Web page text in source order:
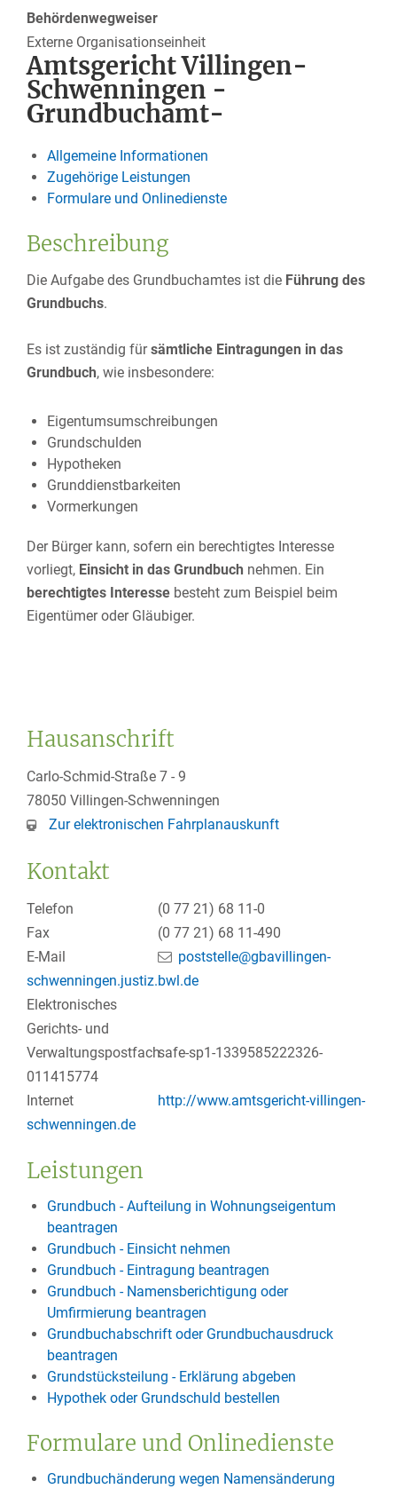
Behördenwegweiser
Externe Organisationseinheit
Amtsgericht Villingen-
Schwenningen -
Grundbuchamt-
Allgemeine Informationen
Zugehörige Leistungen
Formulare und Onlinedienste
Beschreibung
Die Aufgabe des Grundbuchamtes ist die Führung des
Grundbuchs.
Es ist zuständig fürsämtliche Eintragungen in das
Grundbuch, wie insbesondere:
Eigentumsumschreibungen
Grundschulden
Hypotheken
Grunddienstbarkeiten
Vormerkungen
Der Bürger kann, sofern ein berechtigtes Interesse
vorliegt, Einsicht in das Grundbuch nehmen. Ein
berechtigtes Interesse besteht zum Beispiel beim
Eigentümer oder Gläubiger.
Hausanschrift
Carlo-Schmid-Straße 7 - 9
78050 Villingen-Schwenningen
Zur elektronischen Fahrplanauskunft
Kontakt
Telefon (0 77 21) 68 11-0
Fax
(0 77 21) 68 11-490
E-Mail
poststelle@gbavillingen-
schwenningen.justiz.bwl.de
Elektronisches
Gerichts- und
Verwaltungspostfachsafe-sp1-1339585222326-
011415774
Internet
http://www.amtsgericht-villingen-
schwenningen.de
Leistungen
Grundbuch - Aufteilung in Wohnungseigentum
beantragen
Grundbuch - Einsicht nehmen
Grundbuch - Eintragung beantragen
Grundbuch - Namensberichtigung oder
Umfirmierung beantragen
Grundbuchabschrift oder Grundbuchausdruck
beantragen
Grundstücksteilung - Erklärung abgeben
Hypothek oder Grundschuld bestellen
Formulare und Onlinedienste
Grundbuchänderung wegen Namensänderung